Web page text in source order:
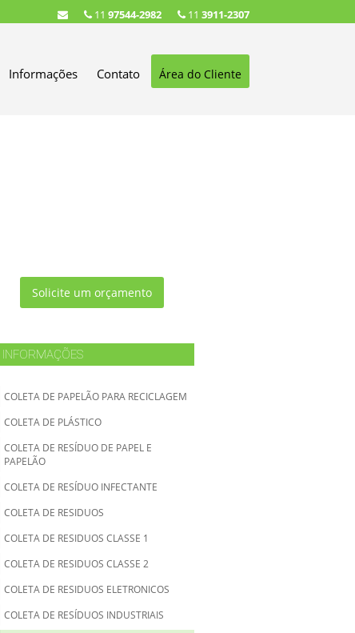
11 3911-2307
11 97544-2982
Informações Contato Área do Cliente
Solicite um orçamento
INFORMAÇÕES
COLETA DE PAPELÃO PARA RECICLAGEM
COLETA DE PLÁSTICO
COLETA DE RESÍDUO DE PAPEL E
PAPELÃO
COLETA DE RESÍDUO INFECTANTE
COLETA DE RESIDUOS
COLETA DE RESIDUOS CLASSE 1
COLETA DE RESIDUOS CLASSE 2
COLETA DE RESIDUOS ELETRONICOS
COLETA DE RESÍDUOS INDUSTRIAIS